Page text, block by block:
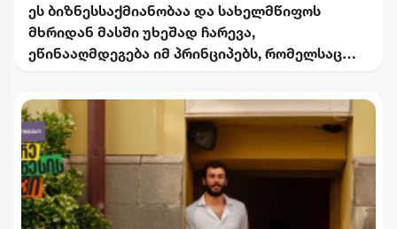
ეს ბიზნესსაქმიანობაა და სახელმწიფოს
მხრიდან მასში უხეშად ჩარევა,
ეწინააღმდეგება იმ პრინციპებს, რომელსაც
"ინტერრაოს" დასანქცირებაზე